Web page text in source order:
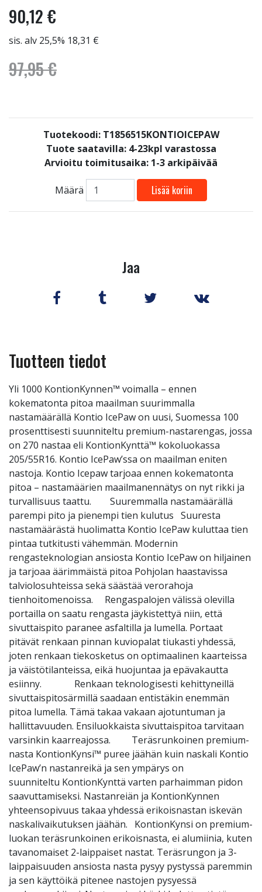
90,12 €
sis. alv 25,5% 18,31 €
97,95 €
Tuotekoodi: T1856515KONTIOICEPAW
Tuote saatavilla: 4-23kpl varastossa
Arvioitu toimitusaika: 1-3 arkipäivää
Määrä Lisää koriin
Jaa
Tuotteen tiedot
Yli 1000 KontionKynnen™ voimalla – ennen
kokematonta pitoa maailman suurimmalla
nastamäärällä Kontio IcePaw on uusi, Suomessa 100
prosenttisesti suunniteltu premium-nastarengas, jossa
on 270 nastaa eli KontionKynttä™ kokoluokassa
205/55R16. Kontio IcePaw’ssa on maailman eniten
nastoja. Kontio Icepaw tarjoaa ennen kokematonta
pitoa – nastamäärien maailmanennätys on nyt rikki ja
turvallisuus taattu. Suuremmalla nastamäärällä
parempi pito ja pienempi tien kulutus Suuresta
nastamäärästä huolimatta Kontio IcePaw kuluttaa tien
pintaa tutkitusti vähemmän. Modernin
rengasteknologian ansiosta Kontio IcePaw on hiljainen
ja tarjoaa äärimmäistä pitoa Pohjolan haastavissa
talviolosuhteissa sekä säästää verorahoja
tienhoitomenoissa. Rengaspalojen välissä olevilla
portailla on saatu rengasta jäykistettyä niin, että
sivuttaispito paranee asfaltilla ja lumella. Portaat
pitävät renkaan pinnan kuviopalat tiukasti yhdessä,
joten renkaan tiekosketus on optimaalinen kaarteissa
ja väistötilanteissa, eikä huojuntaa ja epävakautta
esiinny. Renkaan teknologisesti kehittyneillä
sivuttaispitosärmillä saadaan entistäkin enemmän
pitoa lumella. Tämä takaa vakaan ajotuntuman ja
hallittavuuden. Ensiluokkaista sivuttaispitoa tarvitaan
varsinkin kaarreajossa. Teräsrunkoinen premium-
nasta KontionKynsi™ puree jäähän kuin naskali Kontio
IcePaw’n nastanreikä ja sen ympärys on
suunniteltu KontionKynttä varten parhaimman pidon
saavuttamiseksi. Nastanreiän ja KontionKynnen
yhteensopivuus takaa yhdessä erikoisnastan iskevän
naskalivaikutuksen jäähän. KontionKynsi on premium-
luokan teräsrunkoinen erikoisnasta, ei alumiinia, kuten
tavanomaiset 2-laippaiset nastat. Teräsrungon ja 3-
laippaisuuden ansiosta nasta pysyy pystyssä paremmin
ja sen käyttöikä pitenee nastojen pysyessä